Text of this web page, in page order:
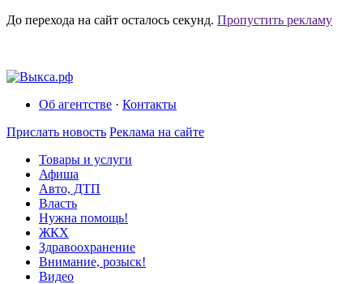
До перехода на сайт осталось секунд. Пропустить рекламу
Об агентстве · Контакты
Прислать новость Реклама на сайте
Товары и услуги
Афиша
Авто, ДТП
Власть
Нужна помощь!
ЖКХ
Здравоохранение
Внимание, розыск!
Видео